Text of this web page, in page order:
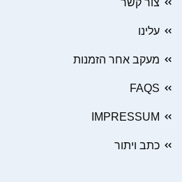
צור קשר
עלינו
מעקב אחר הזמנות
FAQS
IMPRESSUM
כתב ויתור